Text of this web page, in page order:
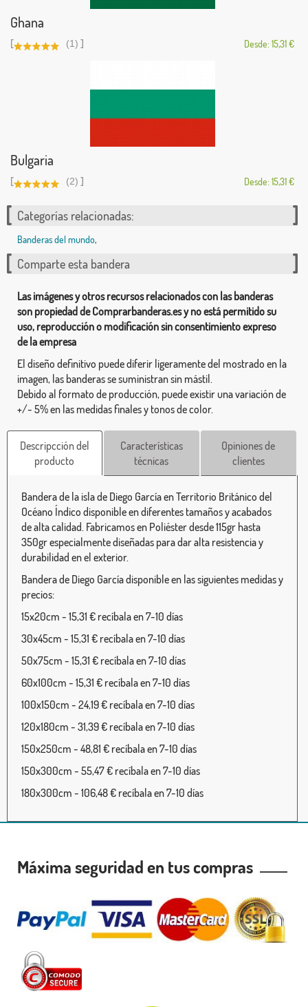
Ghana
[ (1) ] Desde: 15,31 €
Bulgaria
[ (2) ] Desde: 15,31 €
Categorías relacionadas:
Banderas del mundo,
Comparte esta bandera
Las imágenes y otros recursos relacionados con las banderas
son propiedad de Comprarbanderas.es y no está permitido su
uso, reproducción o modificación sin consentimiento expreso
de la empresa
El diseño definitivo puede diferir ligeramente del mostrado en la
imagen, las banderas se suministran sin mástil.
Debido al formato de producción, puede existir una variación de
+/- 5% en las medidas finales y tonos de color.
Descripcción del
producto
Características
técnicas
Opiniones de
clientes
Bandera de la isla de Diego García en Territorio Británico del
Océano Índico disponible en diferentes tamaños y acabados
de alta calidad. Fabricamos en Poliéster desde 115gr hasta
350gr especialmente diseñadas para dar alta resistencia y
durabilidad en el exterior.
Bandera de Diego García disponible en las siguientes medidas y
precios:
15x20cm - 15,31 € recíbala en 7-10 días
30x45cm - 15,31 € recíbala en 7-10 días
50x75cm - 15,31 € recíbala en 7-10 días
60x100cm - 15,31 € recíbala en 7-10 días
100x150cm - 24,19 € recíbala en 7-10 días
120x180cm - 31,39 € recíbala en 7-10 días
150x250cm - 48,81 € recíbala en 7-10 días
150x300cm - 55,47 € recíbala en 7-10 días
180x300cm - 106,48 € recíbala en 7-10 días
Máxima seguridad en tus compras